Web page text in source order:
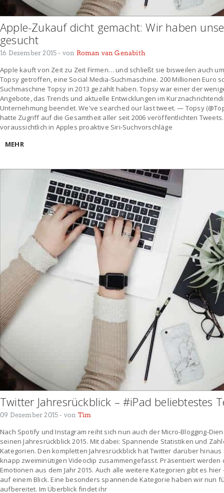
Apple-Zukauf dicht gemacht: Wir haben
gesucht
16 Dezember 2015 - von Roman van Genabith
Apple kauft von Zeit zu Zeit Firmen… und schließt sie bisweilen auch
Topsy getroffen, eine Social Media-Suchmaschine. 200 Millionen Euro
Suchmaschine Topsy in 2013 gezahlt haben. Topsy war einer der
Angebote, das Trends und aktuelle Entwicklungen im
Unternehmung beendet. We've searched our last tweet. — Topsy
hatte Zugriff auf die Gesamtheit aller seit 2006 veröffentlichten
voraussichtlich in Apples proaktive Siri-Suchvorschläge
MEHR
Twitter Jahresrückblick – #iPad beliebtestes
09 Dezember 2015 - von Tim
Nach Spotify und Instagram reiht sich nun auch der Micro-Blogging-
seinen Jahresrückblick 2015. Mit dabei: Spannende Statistiken und
Kategorien. Den kompletten Jahresrückblick hat Twitter darüber
knapp zweiminütigen Videoclip zusammengefasst. Präsentiert werden
Emotionen aus dem Jahr 2015. Auch alle weitere Kategorien gibt es
auf einem Blick. Eine besonders spannende Kategorie haben wir nun
aufbereitet. Im Überblick findet ihr